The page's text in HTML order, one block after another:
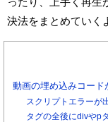
決法をまとめていく
動画の埋め込みコー
スクリプトエラーが
タグの全後にdivやp